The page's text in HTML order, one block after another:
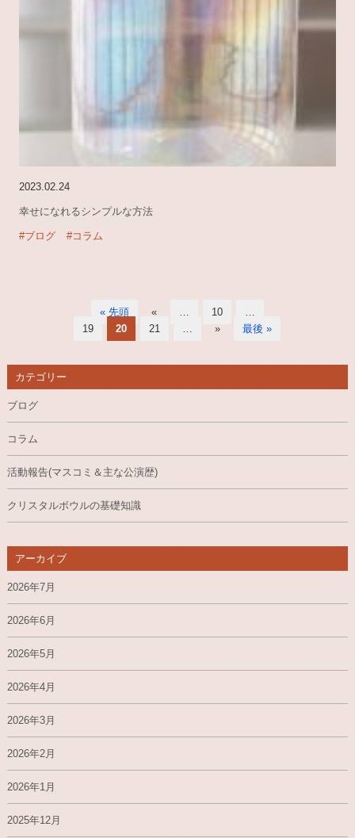
2023.02.24
幸せになれるシンプルな方法
#ブログ #コラム
« 先頭 « … 10
…
19
20 21 … » 最後 »
カテゴリー
ブログ
コラム
活動報告(マスコミ＆主な公演歴)
クリスタルボウルの基礎知識
アーカイブ
2026年7月
2026年6月
2026年5月
2026年4月
2026年3月
2026年2月
2026年1月
2025年12月